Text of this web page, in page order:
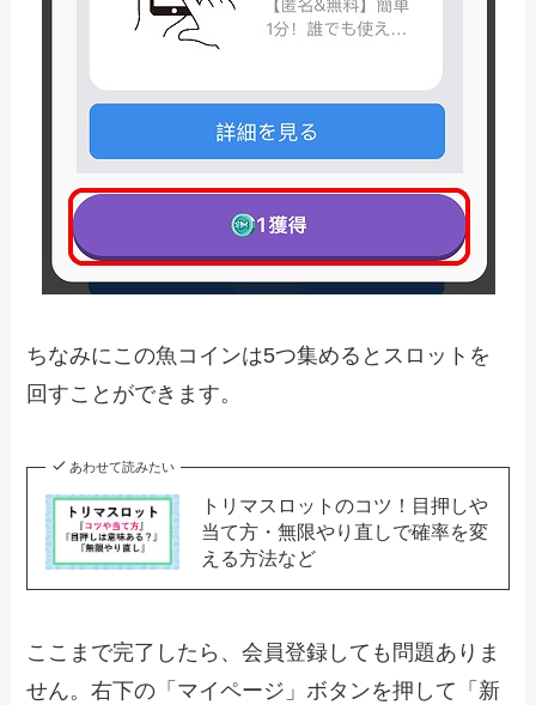
ちなみにこの魚コインは5つ集めるとスロットを
回すことができます。
あわせて読みたい
トリマスロットのコツ！目押しや
当て方・無限やり直しで確率を変
える方法など
ここまで完了したら、会員登録しても問題ありま
せん。右下の「マイページ」ボタンを押して「新